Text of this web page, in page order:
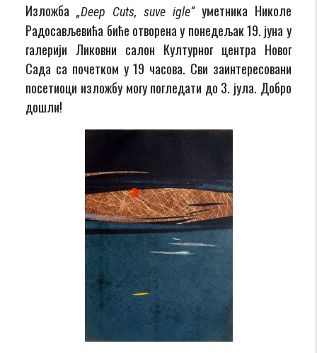
Изложба„Deep Cuts, suve igle“уметника Николе
Радосављевића биће отворена у понедељак 19. јуна у
галерији Ликовни салон Културног центра Новог
Сада са почетком у 19 часова. Сви заинтересовани
посетиоци изложбу могу погледати до 3. јула. Добро
дошли!